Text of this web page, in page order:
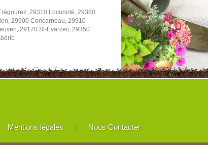
29310 Locunolé, 29380
29900 Concarneau, 29910
29170 St-Evarzec, 29350
Mentions légales | Nous Contacter